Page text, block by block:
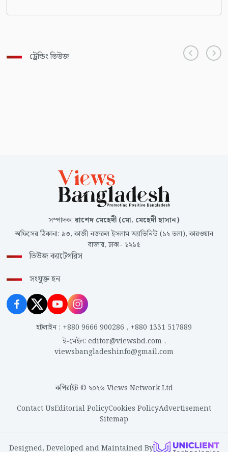
ট্রেন্ডিং ভিউজ
সম্পাদক:রাশেদ মেহেদী (মো. মেহেদী হাসান)
অফিসের ঠিকানা: ৯৩, কাজী নজরুল ইসলাম অ্যাভিনিউ (১২ তলা), কারওয়ান
বাজার, ঢাকা- ১২১৫
ভিউজ ক্যাটেগরিস
সংযুক্ত হন
হটলাইন : +880 9666 900286 , +880 1331 517889
ই-মেইল: editor@viewsbd.com,
viewsbangladeshinfo@gmail.com
কপিরাইট © ২০২৬ Views Network Ltd
Contact UsEditorial PolicyCookies PolicyAdvertisement
Sitemap
Designed, Developed and Maintained By